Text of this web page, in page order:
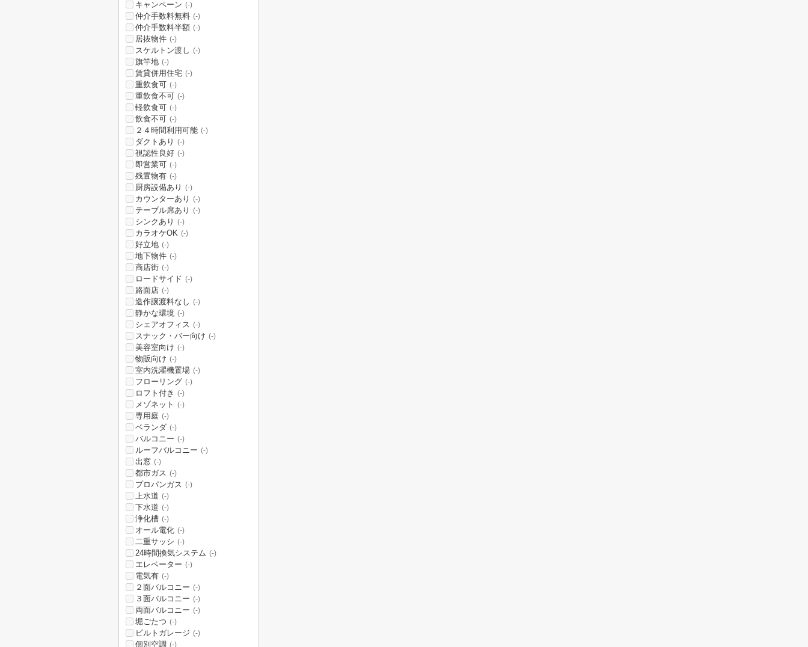
キャンペーン (-)
仲介手数料無料 (-)
仲介手数料半額 (-)
居抜物件 (-)
スケルトン渡し (-)
旗竿地 (-)
賃貸併用住宅 (-)
重飲食可 (-)
重飲食不可 (-)
軽飲食可 (-)
飲食不可 (-)
２４時間利用可能 (-)
ダクトあり (-)
視認性良好 (-)
即営業可 (-)
残置物有 (-)
厨房設備あり (-)
カウンターあり (-)
テーブル席あり (-)
シンクあり (-)
カラオケOK (-)
好立地 (-)
地下物件 (-)
商店街 (-)
ロードサイド (-)
路面店 (-)
造作譲渡料なし (-)
静かな環境 (-)
シェアオフィス (-)
スナック・バー向け (-)
美容室向け (-)
物販向け (-)
室内洗濯機置場 (-)
フローリング (-)
ロフト付き (-)
メゾネット (-)
専用庭 (-)
ベランダ (-)
バルコニー (-)
ルーフバルコニー (-)
出窓 (-)
都市ガス (-)
プロパンガス (-)
上水道 (-)
下水道 (-)
浄化槽 (-)
オール電化 (-)
二重サッシ (-)
24時間換気システム (-)
エレベーター (-)
電気有 (-)
２面バルコニー (-)
３面バルコニー (-)
両面バルコニー (-)
堀ごたつ (-)
ビルトガレージ (-)
個別空調 (-)